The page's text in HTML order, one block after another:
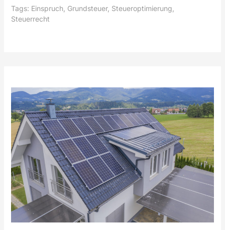
Tags: Einspruch Grundsteuer, Steueroptimierung
Steuerrecht